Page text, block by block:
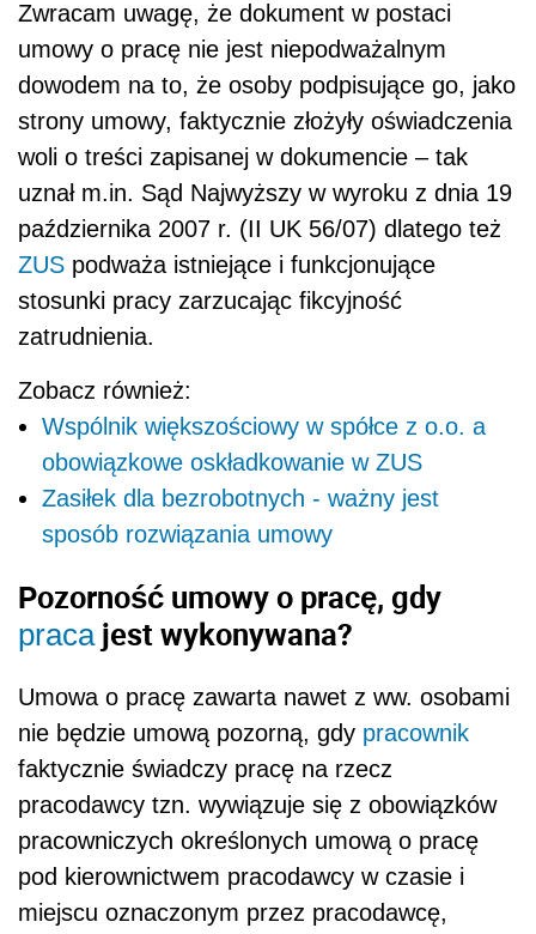
Zwracam uwagę, że dokument w postaci
umowy o pracę nie jest niepodważalnym
dowodem na to, że osoby podpisujące go, jako
strony umowy, faktycznie złożyły oświadczenia
woli o treści zapisanej w dokumencie – tak
uznał m.in. Sąd Najwyższy w wyroku z dnia 19
października 2007 r. (II UK 56/07) dlatego też
ZUS podważa istniejące i funkcjonujące
stosunki pracy zarzucając fikcyjność
zatrudnienia.
Zobacz również:
Wspólnik większościowy w spółce z o.o. a
obowiązkowe oskładkowanie w ZUS
Zasiłek dla bezrobotnych - ważny jest
sposób rozwiązania umowy
Pozorność umowy o pracę, gdy
pracajest wykonywana?
Umowa o pracę zawarta nawet z ww. osobami
nie będzie umową pozorną, gdy pracownik
faktycznie świadczy pracę na rzecz
pracodawcy tzn. wywiązuje się z obowiązków
pracowniczych określonych umową o pracę
pod kierownictwem pracodawcy w czasie i
miejscu oznaczonym przez pracodawcę,